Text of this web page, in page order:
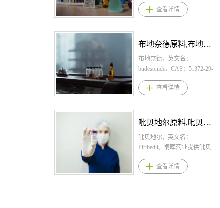
3060mg分3次口服。儿童，每
以下1530mg分3次口服。此
外，会根据年龄和症状适当
增减。3、芬地酸氯哌斯汀/芬
地酸氯哌丁适应症与以下疾
気管支炎、慢性気管支炎、
氯哌丁产品优势1.氯哌司汀是
一种具有中枢镇咳作用的药
物，还具有抗组胺药（与 H1
受体拮抗剂共享乙胺部分）
因，但没有麻醉作用。2.药理
次，口服，随餐服用 3.盐酸
至少一种内分泌疗法后病情
进展，且患有ER阳性、HER2
阴性、ESR1突变的晚期或转
移性乳腺癌的绝经后妇女或
产品优势 1.首个获批的口服
入优先审评，2023年先后在
美国和欧盟获批，用于晚期
乳腺癌的二线治疗； 2.临床
疗效优于同类的氟维司群，
照3期临床试验EMERALD，
C10H11NaO2。桐晖药业提供
格： 片：500mg 颗粒：
940mg/g 2.苯丁酸钠用法用
量： 临床经验中苯丁酸钠的
每日总剂量通常为：450-
新生儿、婴幼儿和儿童），
苯丁酸钠适应症 适用于尿素
循环障碍患者的慢性治疗，
包括氨基甲酰磷酸合成酶
（CPS）、鸟氨酸转氨甲酰酶
成酶（AS） 缺乏。它适用于
查看详情
布地奈德原料,布地奈德原料药--立项推荐
布地奈德，英文名：
budesonide，CAS：51372-29-
晖药业提供布地奈德,布地奈
悬液：2ml：1mg； 鼻喷
雾：每瓶120喷，每喷含布地
奈德64微克，药液浓度为1.28
毫克/毫升； 吸入气雾：每
（C25H34O6）0.1mg； 吸
查看详情
吡贝地尔原料,吡贝地尔原料药--立项推荐
吡贝地尔，英文名：
Piribedil。桐晖药业提供吡贝
原料药。 吡贝地尔适应症
查看详情